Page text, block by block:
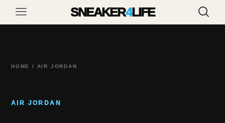
SNEAKER4LIFE
HOME / AIR JORDAN
AIR JORDAN